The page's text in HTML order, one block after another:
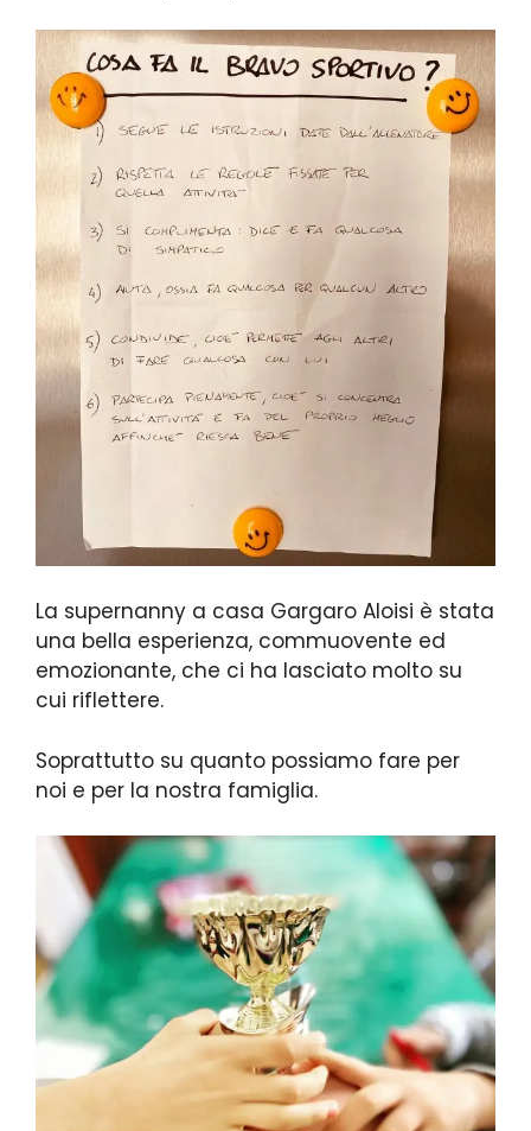
La supernanny a casa Gargaro Aloisi è stata
una bella esperienza, commuovente ed
emozionante, che ci ha lasciato molto su
cui riflettere.
Soprattutto su quanto possiamo fare per
noi e per la nostra famiglia.